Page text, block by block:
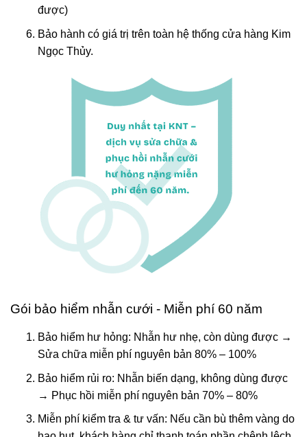
được)
Bảo hành có giá trị trên toàn hệ thống cửa hàng Kim
Ngọc Thủy.
Gói bảo hiểm nhẫn cưới - Miễn phí 60 năm
Bảo hiểm hư hỏng: Nhẫn hư nhẹ, còn dùng được →
Sửa chữa miễn phí nguyên bản 80% – 100%
Bảo hiểm rủi ro: Nhẫn biến dạng, không dùng được
→ Phục hồi miễn phí nguyên bản 70% – 80%
Miễn phí kiểm tra & tư vấn: Nếu cần bù thêm vàng do